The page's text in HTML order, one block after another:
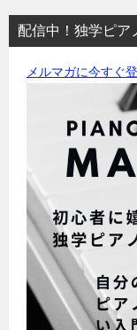
配信中！独学ピア
メルマガに今すぐ